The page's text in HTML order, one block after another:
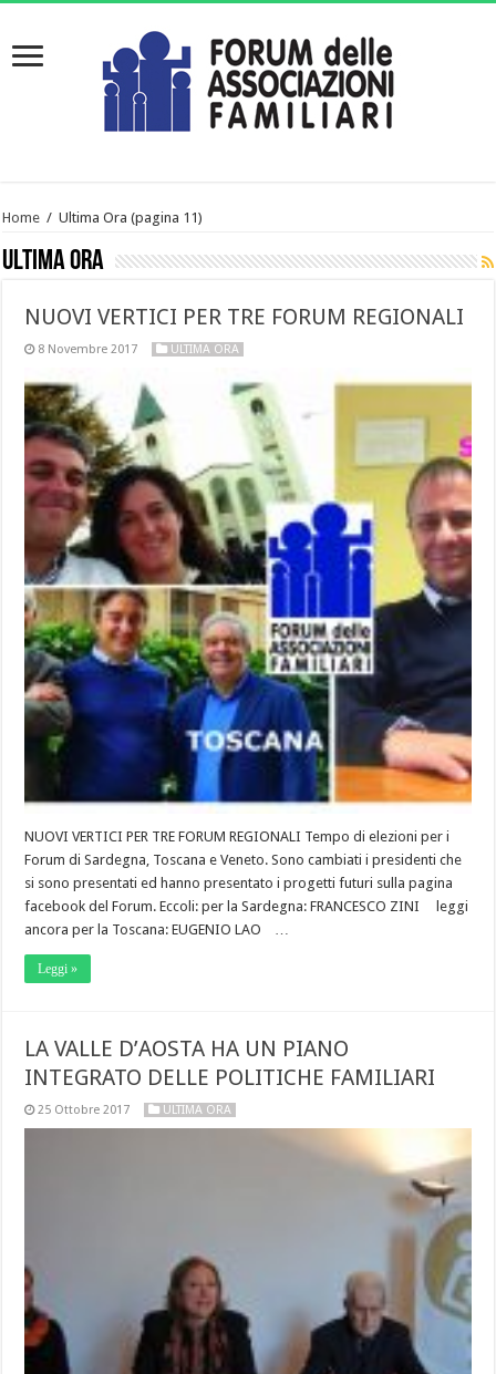
Home / Ultima Ora (pagina 11)
Ultima Ora
NUOVI VERTICI PER TRE FORUM REGIONALI
8 Novembre 2017 ULTIMA ORA
NUOVI VERTICI PER TRE FORUM REGIONALI Tempo di elezioni per i
Forum di Sardegna, Toscana e Veneto. Sono cambiati i presidenti che
si sono presentati ed hanno presentato i progetti futuri sulla pagina
facebook del Forum. Eccoli: per la Sardegna: FRANCESCO ZINI leggi
ancora per la Toscana: EUGENIO LAO …
Leggi »
LA VALLE D’AOSTA HA UN PIANO
INTEGRATO DELLE POLITICHE FAMILIARI
25 Ottobre 2017 ULTIMA ORA